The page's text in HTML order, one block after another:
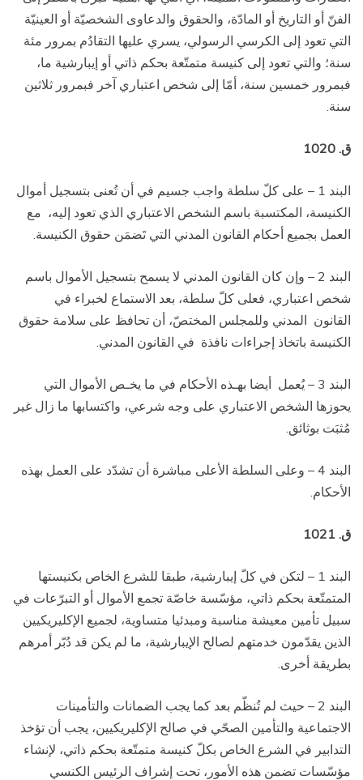
الفنّ أو التاريخ أو المادّة، والحقوق والدعاوى الشخصيّة أو العينيّة
التي تعود إلى الكرسي الرسولي، يسري عليها التقادُم بمرور مئة
سنة؛ والتي تعود إلى كنيسة متمتّعة بحكم ذاتي أو إيبارشية ما،
فبمرور خمسين سنة، أمّا إلى شخص اعتباري آخر فبمرور ثلاثين
سنة.
ق. 1020
البند 1 – على كلّ سلطة واجب جسيم في أن تُعنى بتسجيل أموال
الكنيسة، المكتسبة باسم الشخص الاعتباري الذي تعود إليه، مع
العمل بجميع أحكام القانون المدني التي تَضمَن حقوق الكنيسة.
البند 2 – وإن كان القانون المدني لا يسمح بتسجيل الأموال باسم
شخص اعتباري، فعلى كلّ سلطة، بعد الاستماع لخبراء في
القانون المدني وللمجلس المختصّ، أن تحافظ على سلامة حقوق
الكنيسة باتخاذ إجراءات نافذة في القانون المدني.
البند 3 – يُعمل
أيضا بهـذه الأحكام في ما يخـص الأموال التي
يحوزها الشخص الاعتباري على وجه شرعي، واكتسابها ما زال غير
مُثبَت بوثائق.
البند 4 – وعلى السلطة الأعلى مباشرة أن تشدّد على العمل بهذه
الأحكام.
ق. 1021
البند 1 – لتكن في كلّ إيبارشية، طبقا للشرع الخاص بكنيستها
المتمتّعة بحكم ذاتي، مؤسّسة خاصّة تجمع الأموال أو التبرّعات في
سبيل تأمين معيشة مناسبة ومبدئيا متساوية، لجميع الإكليريكيين
الذين يقدّمون خدمتهم لصالح الإيبارشية، ما لم يكن قد دُبّر أمرهم
بطريقة أخرى.
البند 2 – حيث لم تُنظّم بعد كما يجب الضمانات والتأمينات
الاجتماعية والتأمين الصحّي في صالح الإكليريكيين، يجب أن تؤخذ
التدابير في الشرع الخاص بكلّ كنيسة متمتّعة بحكم ذاتي، لإنشاء
مؤسّسات تضمن هذه الأمور، تحت إشراف الرئيس الكنسي